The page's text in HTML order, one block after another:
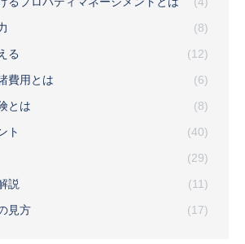
(8)
る
(12)
費用とは
(6)
とは
(8)
ト
(40)
(29)
説
(11)
見方
(17)